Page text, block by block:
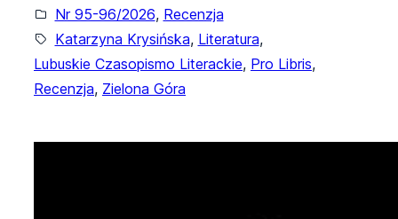
Nr 95-96/2026, Recenzja
Katarzyna Krysińska, Literatura,
Lubuskie Czasopismo Literackie, Pro Libris,
Recenzja, Zielona Góra